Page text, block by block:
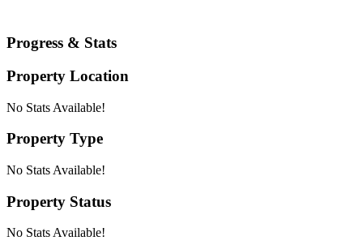
Progress & Stats
Property Location
No Stats Available!
Property Type
No Stats Available!
Property Status
No Stats Available!